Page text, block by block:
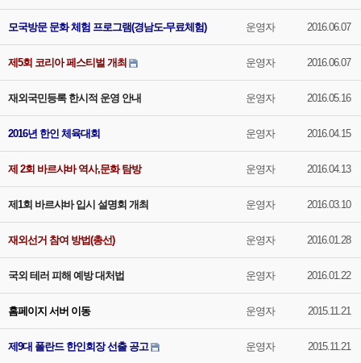
모국방문 문화 체험 프로그램(경남도-무료체험) 운영자 2016.06.07
제5회 코리아 페스티벌 개최 운영자 2016.06.07
재외국민등록 한시적 운영 안내 운영자 2016.05.16
2016년 한인 체육대회 운영자 2016.04.15
제 2회 바르샤바 역사,문화 탐방 운영자 2016.04.13
제1회 바르샤바 입시 설명회 개최 운영자 2016.03.10
재외선거 참여 방법(총선) 운영자 2016.01.28
국외 테러 피해 예방 대처법 운영자 2016.01.22
홈페이지 서버 이동 운영자 2015.11.21
제9대 폴란드 한인회장 선출 공고 운영자 2015.11.21